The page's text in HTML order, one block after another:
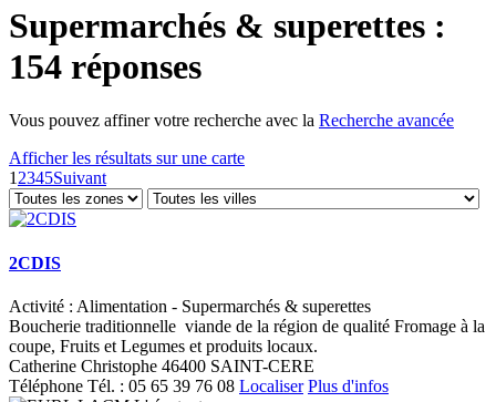
Supermarchés & superettes :
154 réponses
Vous pouvez affiner votre recherche avec la Recherche avancée
Afficher les résultats sur une carte
1 2345Suivant
2CDIS
Activité : Alimentation - Supermarchés & superettes
Boucherie traditionnelle viande de la région de qualité Fromage à la
coupe, Fruits et Legumes et produits locaux.
Catherine Christophe 46400 SAINT-CERE
Téléphone Tél. : 05 65 39 76 08 Localiser Plus d'infos